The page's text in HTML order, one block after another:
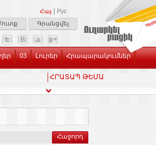
Հայ
Рус
Գրանցվել
03 Լուրեր Հրապարակումներ
ՀՐԱՏԱՊ ԹԵՄԱ
Հաջորդ